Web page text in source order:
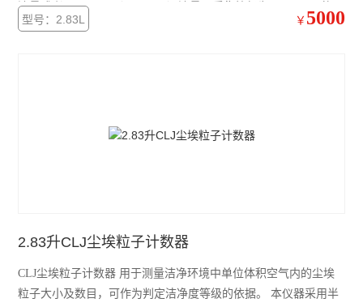
流量或者 100L/min（3.53CFM）流量下采集粒径为 0.3-10μm 的颗
粒物。
型号：2.83L ￥ 5000
2.83升CLJ尘埃粒子计数器
CLJ尘埃粒子计数器 用于测量洁净环境中单位体积空气内的尘埃
粒子大小及数目，可作为判定洁净度等级的依据。 本仪器采用半